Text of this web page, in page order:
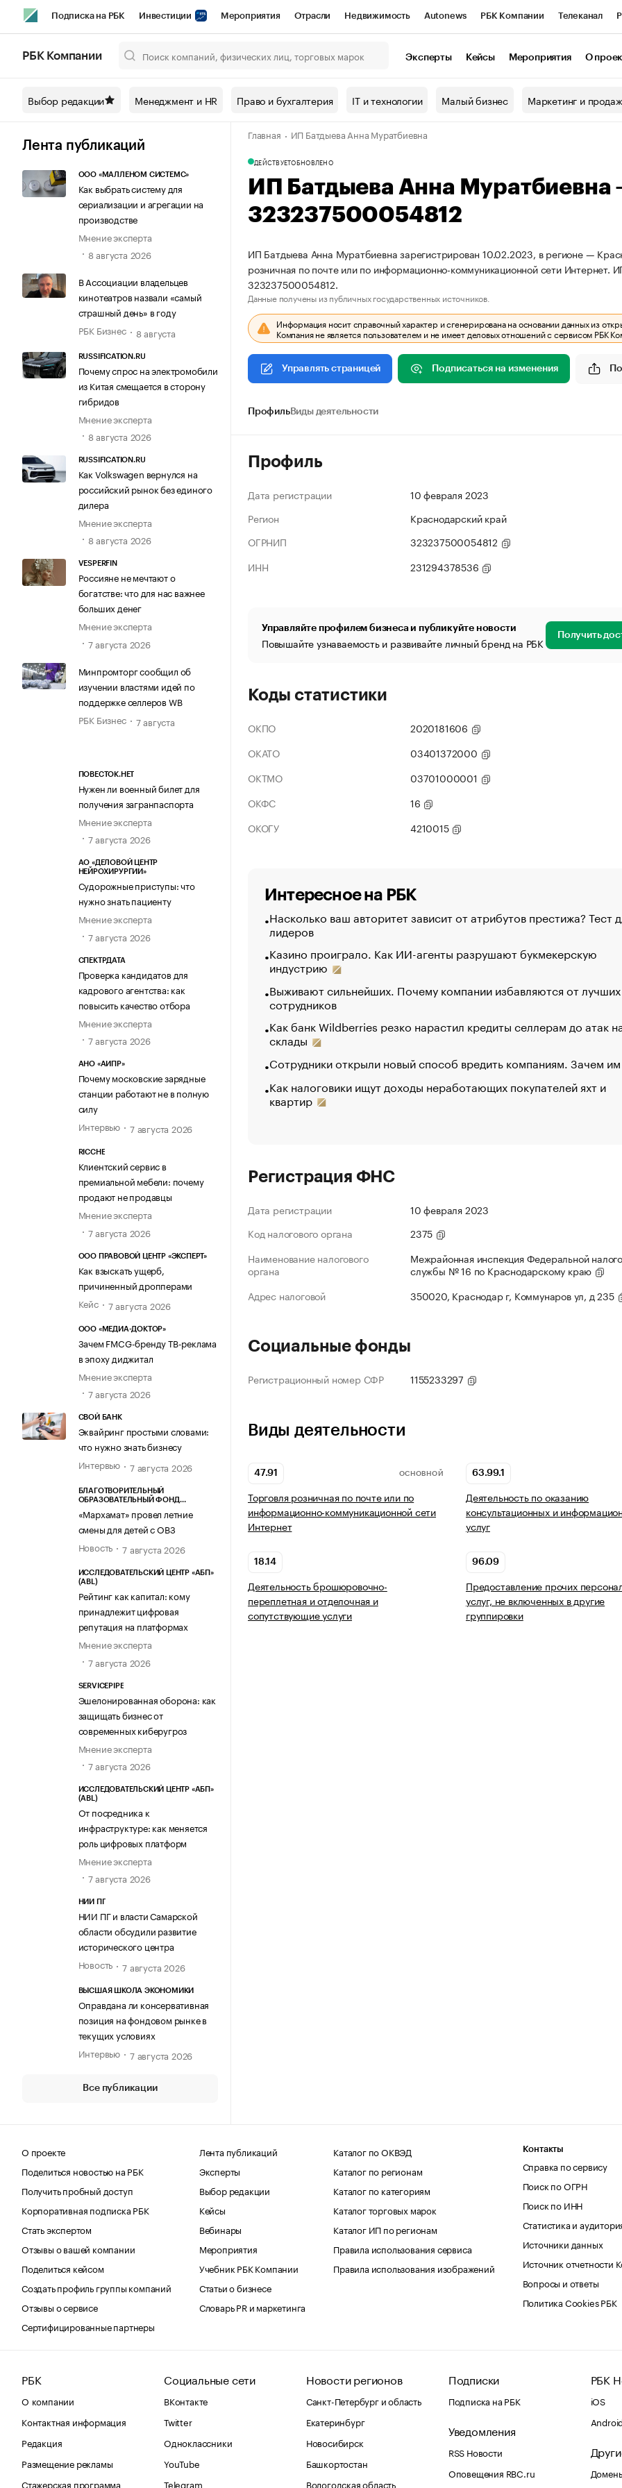
Подписка на РБК Инвестиции Мероприятия Отрасли Недвижимость Autonews РБК Компании Телеканал
Спецпроекты СПб Конференции СПб Спецпроекты Проверка контрагентов
Технологии и медиа Рынок наличной валюты
РБК Компании Эксперты Кейсы Мероприятия О
Выбор редакции Менеджмент и HR Право и бухгалтерия IT и технологии Малый бизнес Маркетинг и
Лента публикаций
ООО «МАЛЛЕНОМ СИСТЕМС»
Как выбрать систему для
сериализации и агрегации на
производстве
Мнение эксперта
8 августа 2026
В Ассоциации владельцев
кинотеатров назвали «самый
страшный день» в году
РБК Бизнес
8 августа
RUSSIFICATION.RU
Почему спрос на электромобили
из Китая смещается в сторону
гибридов
Мнение эксперта
8 августа 2026
RUSSIFICATION.RU
Как Volkswagen вернулся на
российский рынок без единого
дилера
Мнение эксперта
8 августа 2026
VESPERFIN
Россияне не мечтают о
богатстве: что для нас важнее
больших денег
Мнение эксперта
7 августа 2026
Минпромторг сообщил об
изучении властями идей по
поддержке селлеров WB
РБК Бизнес
7 августа
ПОВЕСТОК.НЕТ
Нужен ли военный билет для
получения загранпаспорта
Мнение эксперта
7 августа 2026
АО «ДЕЛОВОЙ ЦЕНТР
НЕЙРОХИРУРГИИ»
Судорожные приступы: что
нужно знать пациенту
Мнение эксперта
7 августа 2026
СПЕКТРДАТА
Проверка кандидатов для
кадрового агентства: как
повысить качество отбора
Мнение эксперта
7 августа 2026
АНО «АИПР»
Почему московские зарядные
станции работают не в полную
силу
Интервью
7 августа 2026
RICCHE
Клиентский сервис в
премиальной мебели: почему
продают не продавцы
Мнение эксперта
7 августа 2026
ООО ПРАВОВОЙ ЦЕНТР «ЭКСПЕРТ»
Как взыскать ущерб,
причиненный дропперами
Кейс
7 августа 2026
ООО «МЕДИА-ДОКТОР»
Зачем FMCG-бренду ТВ-реклама
в эпоху диджитал
Мнение эксперта
7 августа 2026
СВОЙ БАНК
Эквайринг простыми словами:
что нужно знать бизнесу
Интервью
7 августа 2026
БЛАГОТВОРИТЕЛЬНЫЙ
ОБРАЗОВАТЕЛЬНЫЙ ФОНД
«Мархамат» провел летние
смены для детей с ОВЗ
Новость
7 августа 2026
ИССЛЕДОВАТЕЛЬСКИЙ ЦЕНТР «АБП»
(ABL)
Рейтинг как капитал: кому
принадлежит цифровая
репутация на платформах
Мнение эксперта
7 августа 2026
SERVICEPIPE
Эшелонированная оборона: как
защищать бизнес от
современных киберугроз
Мнение эксперта
7 августа 2026
ИССЛЕДОВАТЕЛЬСКИЙ ЦЕНТР «АБП»
(ABL)
От посредника к
инфраструктуре: как меняется
роль цифровых платформ
Мнение эксперта
7 августа 2026
НИИ ПГ
НИИ ПГ и власти Самарской
области обсудили развитие
исторического центра
Новость
7 августа 2026
ВЫСШАЯ ШКОЛА ЭКОНОМИКИ
Оправдана ли консервативная
позиция на фондовом рынке в
текущих условиях
Интервью
7 августа 2026
Все публикации
Главная ИП Батдыева Анна Муратбиевна
ДЕЙСТВУЕТОБНОВЛЕНО
ИП Батдыева Анна
323237500054812
ИП Батдыева Анна Муратбиевна зарегистрирован 10.02.2023, в регионе —
розничная по почте или по информационно-коммуникационной сети
323237500054812.
Данные получены из публичных государственных источников.
Информация носит справочный характер и сгенерирована на основании данных из
Компания не является пользователем и не имеет деловых отношений с сервисом РБК
Управлять страницей Подписаться на изменения
ПрофильВиды деятельности
Профиль
Дата регистрации
10 февраля 2023
Регион
Краснодарский край
ОГРНИП
323237500054812
ИНН
231294378536
Управляйте профилем бизнеса и публикуйте новости
Повышайте узнаваемость и развивайте личный бренд на РБК Получить
Коды статистики
ОКПО
2020181606
ОКАТО
03401372000
ОКТМО
03701000001
ОКФС
16
ОКОГУ
4210015
Интересное на РБК
Насколько ваш авторитет зависит от атрибутов престижа? Тест
лидеров
Казино проиграло. Как ИИ-агенты разрушают букмекерскую
индустрию
Выживают сильнейших. Почему компании избавляются от лучших
сотрудников
Как банк Wildberries резко нарастил кредиты селлерам до атак
склады
Сотрудники открыли новый способ вредить компаниям. Зачем
Как налоговики ищут доходы неработающих покупателей яхт и
квартир
Регистрация ФНС
Дата регистрации
10 февраля 2023
Код налогового органа
2375
Наименование налогового
органа
Межрайонная инспекция Федеральной
службы № 16 по Краснодарскому краю
Адрес налоговой
350020, Краснодар г, Коммунаров ул, д 235
Социальные фонды
Регистрационный номер СФР 1155233297
Виды деятельности
47.91 ОСНОВНОЙ
Торговля розничная по почте или по
информационно-коммуникационной сети
Интернет
63.99.1
Деятельность по оказанию
консультационных и
услуг
18.14
Деятельность брошюровочно-
переплетная и отделочная и
сопутствующие услуги
96.09
Предоставление прочих
услуг, не включенных в другие
группировки
О проекте
Поделиться новостью на РБК
Получить пробный доступ
Корпоративная подписка РБК
Стать экспертом
Отзывы о вашей компании
Поделиться кейсом
Создать профиль группы компаний
Отзывы о сервисе
Сертифицированные партнеры
Лента публикаций
Эксперты
Выбор редакции
Кейсы
Вебинары
Мероприятия
Учебник РБК Компании
Статьи о бизнесе
Словарь PR и маркетинга
Каталог по ОКВЭД
Каталог по регионам
Каталог по категориям
Каталог торговых марок
Каталог ИП по регионам
Правила использования сервиса
Правила использования изображений
Контакты
Справка по сервису
Поиск по ОГРН
Поиск по ИНН
Статистика и
Источники данных
Источник отчетности
Вопросы и ответы
Политика Cookies РБК
РБК
О компании
Контактная информация
Редакция
Размещение рекламы
Стажерская программа
Социальные сети
ВКонтакте
Twitter
Одноклассники
YouTube
Telegram
Новости регионов
Санкт-Петербург и область
Екатеринбург
Новосибирск
Башкортостан
Вологодская область
Подписки
Подписка на РБК
Уведомления
RSS Новости
Оповещения RBC.ru
РБК
iOS